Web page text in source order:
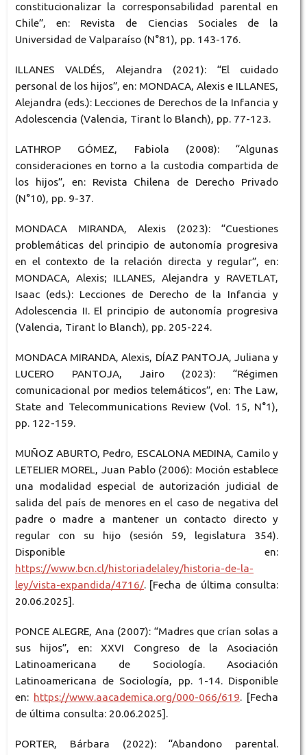
constitucionalizar la corresponsabilidad parental en
Chile”, en: Revista de Ciencias Sociales de la
Universidad de Valparaíso (N°81), pp. 143-176.
ILLANES VALDÉS, Alejandra (2021): “El cuidado
personal de los hijos”, en: MONDACA, Alexis e ILLANES,
Alejandra (eds.): Lecciones de Derechos de la Infancia y
Adolescencia (Valencia, Tirant lo Blanch), pp. 77-123.
LATHROP GÓMEZ, Fabiola (2008): “Algunas
consideraciones en torno a la custodia compartida de
los hijos”, en: Revista Chilena de Derecho Privado
(N°10), pp. 9-37.
MONDACA MIRANDA, Alexis (2023): “Cuestiones
problemáticas del principio de autonomía progresiva
en el contexto de la relación directa y regular”, en:
MONDACA, Alexis; ILLANES, Alejandra y RAVETLAT,
Isaac (eds.): Lecciones de Derecho de la Infancia y
Adolescencia II. El principio de autonomía progresiva
(Valencia, Tirant lo Blanch), pp. 205-224.
MONDACA MIRANDA, Alexis, DÍAZ PANTOJA, Juliana y
LUCERO PANTOJA, Jairo (2023): “Régimen
comunicacional por medios telemáticos”, en: The Law,
State and Telecommunications Review (Vol. 15, N°1),
pp. 122-159.
MUÑOZ ABURTO, Pedro, ESCALONA MEDINA, Camilo y
LETELIER MOREL, Juan Pablo (2006): Moción establece
una modalidad especial de autorización judicial de
salida del país de menores en el caso de negativa del
padre o madre a mantener un contacto directo y
regular con su hijo (sesión 59, legislatura 354).
Disponible en:
https://www.bcn.cl/historiadelaley/historia-de-la-
ley/vista-expandida/4716/. [Fecha de última consulta:
20.06.2025].
PONCE ALEGRE, Ana (2007): “Madres que crían solas a
sus hijos”, en: XXVI Congreso de la Asociación
Latinoamericana de Sociología. Asociación
Latinoamericana de Sociología, pp. 1-14. Disponible
en: https://www.aacademica.org/000-066/619. [Fecha
de última consulta: 20.06.2025].
PORTER, Bárbara (2022): “Abandono parental.